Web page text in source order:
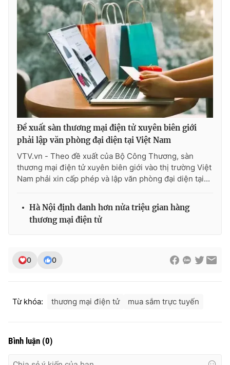
THỜI BÁO VTV
Theo dõi báo trên
Cơ quan chủ quản:Đài Truyền hình Việt Nam
Cơ quan báo chí:Thời báo VTV
Giấy phép hoạt động báo in và báo điện tử số 483/GP-BTTTT
cấp ngày 29/12/2023
Tổng Biên tập:Vũ Thanh Thủy
Nguyễn Trọng Ninh
Tổng đài VTV:024.38 355 931 - 024.38 355 932
Email:toasoan@vtv.vn
Liên hệ quảng cáo:
Đề xuất sàn thương mại điện tử xuyên biên giới
phải lập văn phòng đại diện tại Việt Nam
VTV.vn - Theo đề xuất của Bộ Công Thương, sàn
thương mại điện tử xuyên biên giới vào thị trường Việt
Nam phải xin cấp phép và lập văn phòng đại diện tại...
Hà Nội định danh hơn nửa triệu gian hàng
thương mại điện tử
0 0
Từ khóa: thương mại điện tử mua sắm trực tuyến
Bình luận (0)